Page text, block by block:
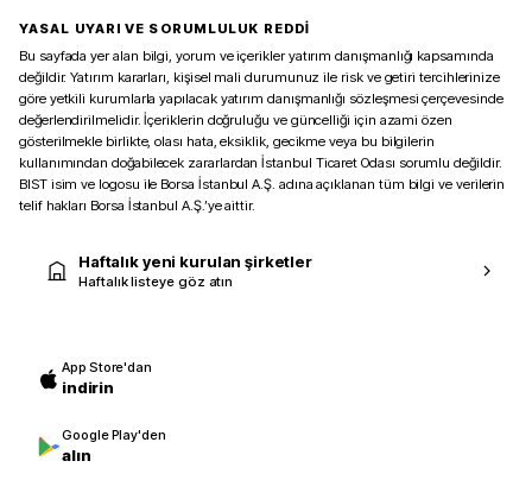
YASAL UYARI VE SORUMLULUK REDDİ
Bu sayfada yer alan bilgi, yorum ve içerikler yatırım danışmanlığı kapsamında
değildir. Yatırım kararları, kişisel mali durumunuz ile risk ve getiri tercihlerinize
göre yetkili kurumlarla yapılacak yatırım danışmanlığı sözleşmesi çerçevesinde
değerlendirilmelidir. İçeriklerin doğruluğu ve güncelliği için azami özen
gösterilmekle birlikte, olası hata, eksiklik, gecikme veya bu bilgilerin
kullanımından doğabilecek zararlardan İstanbul Ticaret Odası sorumlu değildir.
BIST isim ve logosu ile Borsa İstanbul A.Ş. adına açıklanan tüm bilgi ve verilerin
telif hakları Borsa İstanbul A.Ş.’ye aittir.
Haftalık yeni kurulan şirketler
Haftalık listeye göz atın
App Store'dan
indirin
Google Play'den
alın